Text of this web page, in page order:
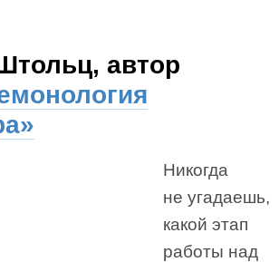
автор
Никогда
не угадаешь,
какой этап
работы над